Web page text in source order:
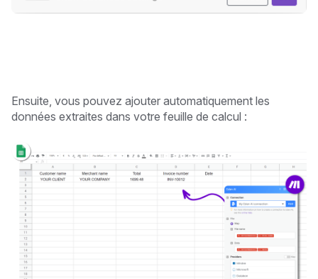
Ensuite, vous pouvez ajouter automatiquement les
données extraites dans votre feuille de calcul :